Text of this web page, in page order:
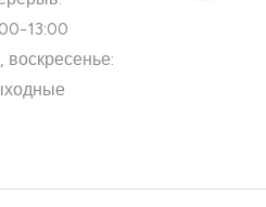
13:00
воскресенье: